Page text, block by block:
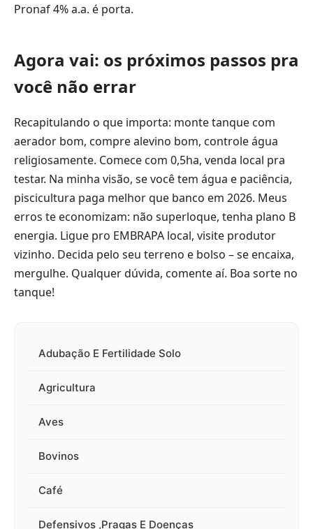
Pronaf 4% a.a. é porta.
Agora vai: os próximos passos pra
você não errar
Recapitulando o que importa: monte tanque com
aerador bom, compre alevino bom, controle água
religiosamente. Comece com 0,5ha, venda local pra
testar. Na minha visão, se você tem água e paciência,
piscicultura paga melhor que banco em 2026. Meus
erros te economizam: não superloque, tenha plano B
energia. Ligue pro EMBRAPA local, visite produtor
vizinho. Decida pelo seu terreno e bolso – se encaixa,
mergulhe. Qualquer dúvida, comente aí. Boa sorte no
tanque!
Adubação E Fertilidade Solo
Agricultura
Aves
Bovinos
Café
Defensivos ,Pragas E Doenças